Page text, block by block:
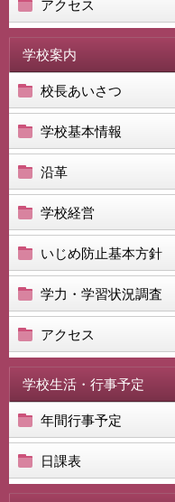
アクセス
学校案内
校長あいさつ
学校基本情報
沿革
学校経営
いじめ防止基本方針
学力・学習状況調査
アクセス
学校生活・行事予定
年間行事予定
日課表